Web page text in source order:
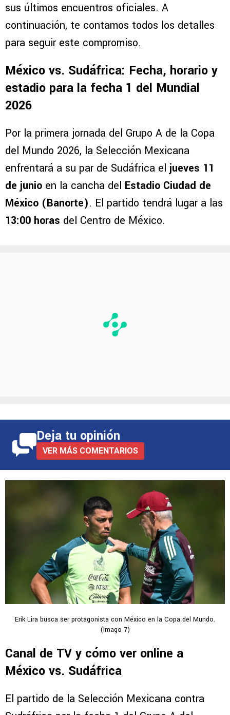
sus últimos encuentros oficiales. A
continuación, te contamos todos los detalles
para seguir este compromiso.
México vs. Sudáfrica: Fecha, horario y
estadio para la fecha 1 del Mundial
2026
Por la primera jornada del Grupo A de la Copa
del Mundo 2026, la Selección Mexicana
enfrentará a su par de Sudáfrica el jueves 11
de junio en la cancha del Estadio Ciudad de
México (Banorte). El partido tendrá lugar a las
13:00 horas del Centro de México.
Deja tu opinión
VER MÁS COMENTARIOS
Erik Lira busca ser protagonista con México en la Copa del Mundo.
(Imago 7)
Canal de TV y cómo ver online a
México vs. Sudáfrica
El partido de la Selección Mexicana contra